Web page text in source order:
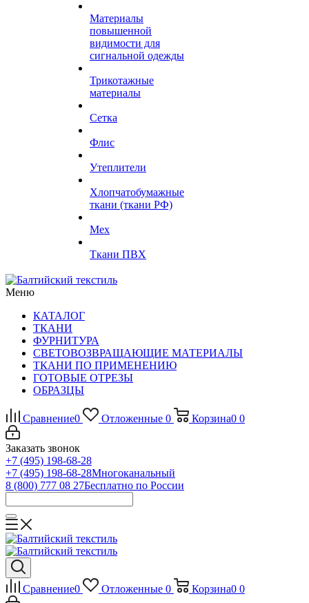
Материалы
повышенной
видимости для
сигнальной одежды
Трикотажные
материалы
Сетка
Флис
Утеплители
Хлопчатобумажные
ткани (ткани РФ)
Мех
Ткани ПВХ
Меню
КАТАЛОГ
ТКАНИ
ФУРНИТУРА
СВЕТОВОЗВРАЩАЮЩИЕ МАТЕРИАЛЫ
ТКАНИ ПО ПРИМЕНЕНИЮ
ГОТОВЫЕ ОТРЕЗЫ
ОБРАЗЦЫ
Сравнение0 Отложенные 0 Корзина0 0
Заказать звонок
+7 (495) 198-68-28
+7 (495) 198-68-28Многоканальный
8 (800) 777 08 27Бесплатно по России
Сравнение0 Отложенные 0 Корзина0 0